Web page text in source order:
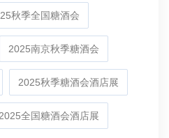
秋季全国糖酒会
2025南京秋季糖酒会
2025秋季糖酒会酒店展
2025全国糖酒会酒店展